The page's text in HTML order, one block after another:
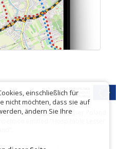
financial support of Lesser Poland
entitled "Hospitable Lesser
einschließlich für
nicht möchten, dass sie auf
ändern Sie Ihre